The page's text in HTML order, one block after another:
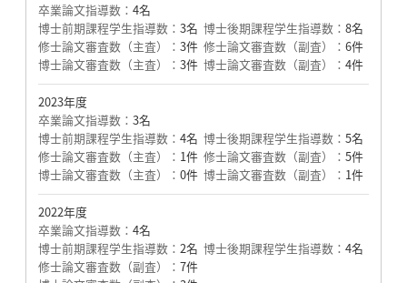
卒業論文指導数： 4名
博士前期課程学生指導数： 3名 博士後期課程学生指導数： 8名
修士論文審査数（主査）： 3件 修士論文審査数（副査）： 6件
博士論文審査数（主査）： 3件 博士論文審査数（副査）： 4件
2023年度
卒業論文指導数： 3名
博士前期課程学生指導数： 4名 博士後期課程学生指導数： 5名
修士論文審査数（主査）： 1件 修士論文審査数（副査）： 5件
博士論文審査数（主査）： 0件 博士論文審査数（副査）： 1件
2022年度
卒業論文指導数： 4名
博士前期課程学生指導数： 2名 博士後期課程学生指導数： 4名
修士論文審査数（副査）： 7件